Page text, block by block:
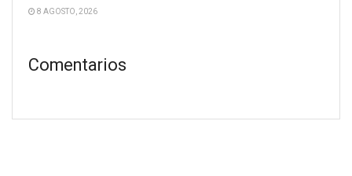
8 AGOSTO, 2026
Comentarios